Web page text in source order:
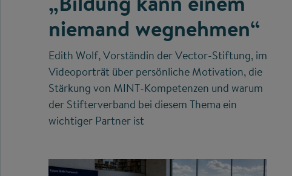
niemand wegnehmen“
Edith Wolf, Vorständin der Vector-Stiftung, im
Videoporträt über persönliche Motivation, die
Stärkung von MINT-Kompetenzen und warum
der Stifterverband bei diesem Thema ein
wichtiger Partner ist